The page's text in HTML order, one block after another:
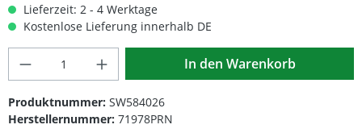
Lieferzeit: 2 - 4 Werktage
Kostenlose Lieferung innerhalb DE
Produkt Anzahl: Gib den gewünschten
In den Warenkorb
Produktnummer: SW584026
Herstellernummer: 71978PRN